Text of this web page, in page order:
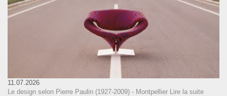
11.07.2026
Le design selon Pierre Paulin (1927-2009) - Montpellier Lire la suite